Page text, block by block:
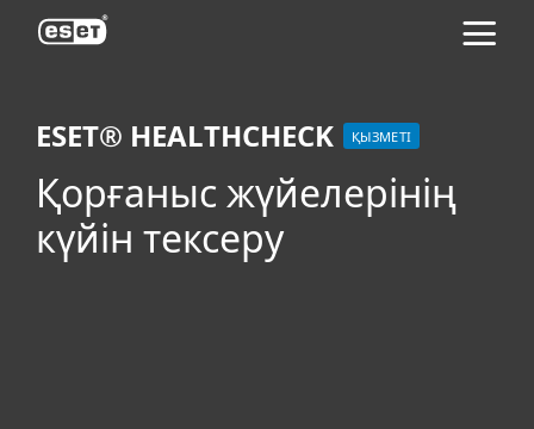
ESET® HEALTHCHECK ҚЫЗМЕТІ
Қорғаныс жүйелерінің
күйін тексеру
ESET